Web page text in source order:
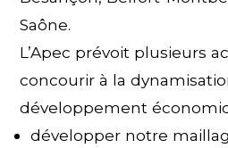
Saône.
L’Apec prévoit plusieurs
concourir à la
développement
développer notre